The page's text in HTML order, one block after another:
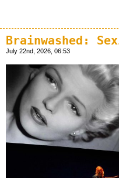
Brainwashed:
July 22nd, 2026, 06:53